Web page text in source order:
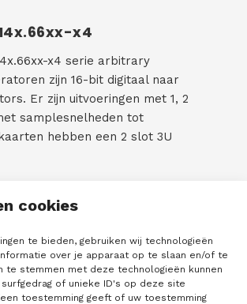
cookies
te bieden, gebruiken wij technologieën
over je apparaat op te slaan en/of te
te stemmen met deze technologieën kunnen
of unieke ID's op deze site
toestemming geeft of uw toestemming
x4
x4 serie arbitrary
zijn 16-bit digitaal naar
Er zijn uitvoeringen met 1, 2
samplesnelheden tot
hebben een 2 slot 3U
on board memory.
het ook mogelijk om data vanuit
te streamen naar het geheugen
x4 kaart. Dit met een maximale
GB/sec.